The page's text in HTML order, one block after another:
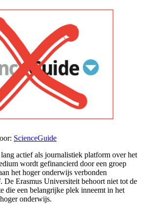
ScienceGuide
actief als journalistiek platform over het
wordt gefinancierd door een groep
het hoger onderwijs verbonden
De Erasmus Universiteit behoort niet tot de
die een belangrijke plek inneemt in het
onderwijs.